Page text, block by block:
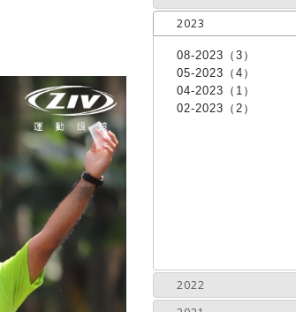
2023
08-2023（3）
05-2023（4）
04-2023（1）
02-2023（2）
2022